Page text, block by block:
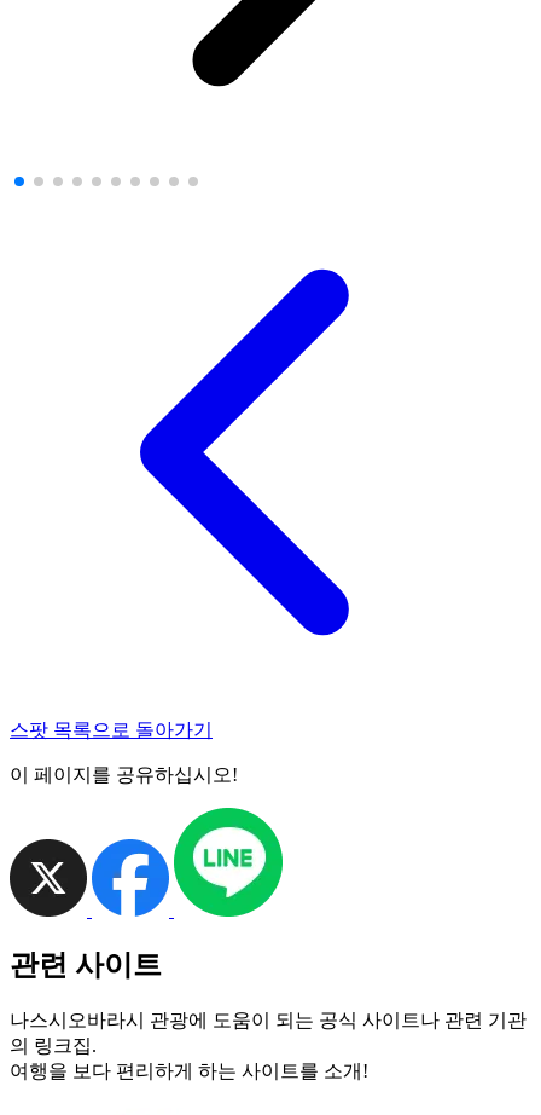
스팟 목록으로 돌아가기
이 페이지를 공유하십시오!
관련 사이트
나스시오바라시 관광에 도움이 되는 공식 사이트나 관련 기관
의 링크집.
여행을 보다 편리하게 하는 사이트를 소개!